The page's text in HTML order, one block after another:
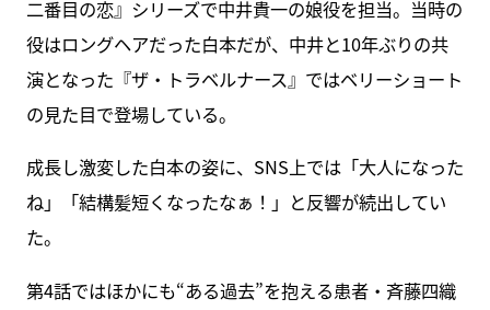
二番目の恋』シリーズで中井貴一の娘役を担当。当時の
役はロングヘアだった白本だが、中井と10年ぶりの共
演となった『ザ・トラベルナース』ではベリーショート
の見た目で登場している。
成長し激変した白本の姿に、SNS上では「大人になった
ね」「結構髪短くなったなぁ！」と反響が続出してい
た。
第4話ではほかにも“ある過去”を抱える患者・斉藤四織